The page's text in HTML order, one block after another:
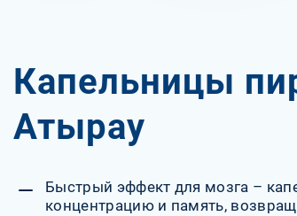
Капельницы
Атырау
Быстрый эффект для мозга –
концентрацию и память,